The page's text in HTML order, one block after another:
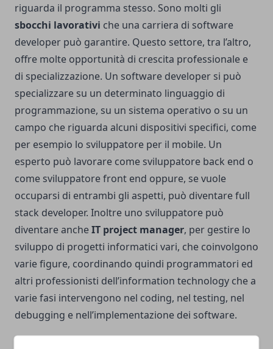
riguarda il programma stesso. Sono molti gli
sbocchi lavorativi che una carriera di software
developer può garantire. Questo settore, tra l’altro,
offre molte opportunità di crescita professionale e
di specializzazione. Un software developer si può
specializzare su un determinato linguaggio di
programmazione, su un sistema operativo o su un
campo che riguarda alcuni dispositivi specifici, come
per esempio lo sviluppatore per il mobile. Un
esperto può lavorare come sviluppatore back end o
come sviluppatore front end oppure, se vuole
occuparsi di entrambi gli aspetti, può diventare full
stack developer. Inoltre uno sviluppatore può
diventare ancheIT project manager, per gestire lo
sviluppo di progetti informatici vari, che coinvolgono
varie figure, coordinando quindi programmatori ed
altri professionisti dell’information technology che a
varie fasi intervengono nel coding, nel testing, nel
debugging e nell’implementazione dei software.